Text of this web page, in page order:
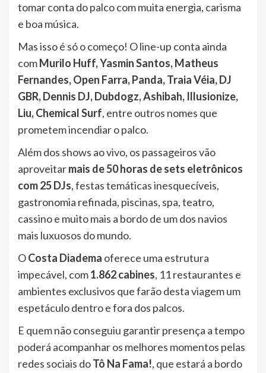
tomar conta do palco com muita energia, carisma
e boa música.
Mas isso é só o começo! O line-up conta ainda
comMurilo Huff, Yasmin Santos, Matheus
Fernandes, Open Farra, Panda, Traia Véia, DJ
GBR, Dennis DJ, Dubdogz, Ashibah, Illusionize,
Liu, Chemical Surf, entre outros nomes que
prometem incendiar o palco.
Além dos shows ao vivo, os passageiros vão
aproveitarmais de 50 horas de sets eletrônicos
com 25 DJs, festas temáticas inesquecíveis,
gastronomia refinada, piscinas, spa, teatro,
cassino e muito mais a bordo de um dos navios
mais luxuosos do mundo.
OCosta Diadema oferece uma estrutura
impecável, com1.862 cabines, 11 restaurantes e
ambientes exclusivos que farão desta viagem um
espetáculo dentro e fora dos palcos.
E quem não conseguiu garantir presença a tempo
poderá acompanhar os melhores momentos pelas
redes sociais doTô Na Fama!, que estará a bordo